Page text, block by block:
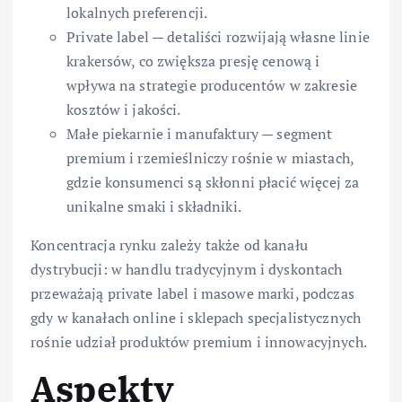
lokalnych preferencji.
Private label — detaliści rozwijają własne linie
krakersów, co zwiększa presję cenową i
wpływa na strategie producentów w zakresie
kosztów i jakości.
Małe piekarnie i manufaktury — segment
premium i rzemieślniczy rośnie w miastach,
gdzie konsumenci są skłonni płacić więcej za
unikalne smaki i składniki.
Koncentracja rynku zależy także od kanału
dystrybucji: w handlu tradycyjnym i dyskontach
przeważają private label i masowe marki, podczas
gdy w kanałach online i sklepach specjalistycznych
rośnie udział produktów premium i innowacyjnych.
Aspekty